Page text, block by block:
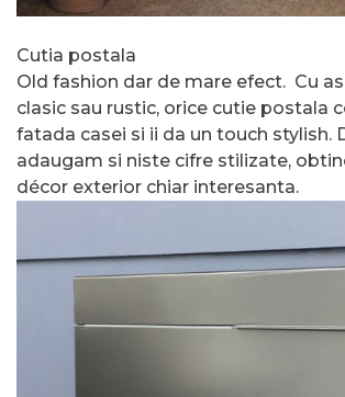
Cutia postala
Old fashion dar de mare efect. Cu
clasic sau rustic, orice cutie postala
fatada casei si ii da un touch stylish.
adaugam si niste cifre stilizate,
décor exterior chiar interesanta.